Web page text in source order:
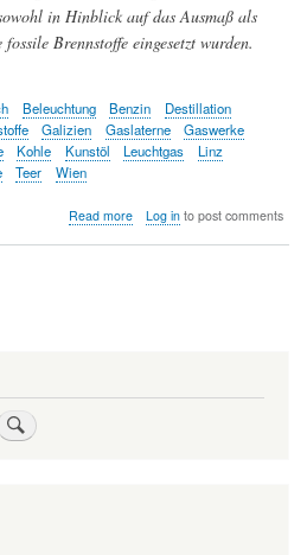
in Hinblick auf das Ausmaß als
Brennstoffe eingesetzt wurden.
Beleuchtung Benzin
Destillation
Galizien Gaslaterne
Gaswerke
Kohle Kunstöl Leuchtgas
Linz
Teer Wien
Read moreabout
Log into post comments